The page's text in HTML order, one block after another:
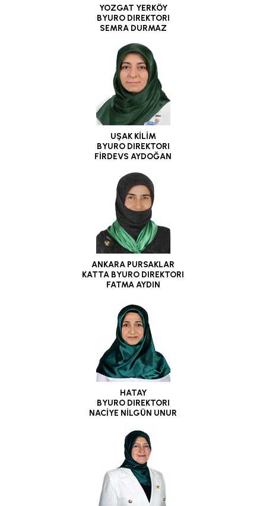
YOZGAT YERKÖY
BYURO DIREKTORI
SEMRA DURMAZ
UŞAK KİLİM
BYURO DIREKTORI
FİRDEVS AYDOĞAN
ANKARA PURSAKLAR
KATTA BYURO DIREKTORI
FATMA AYDIN
HATAY
BYURO DIREKTORI
NACİYE NİLGÜN UNUR